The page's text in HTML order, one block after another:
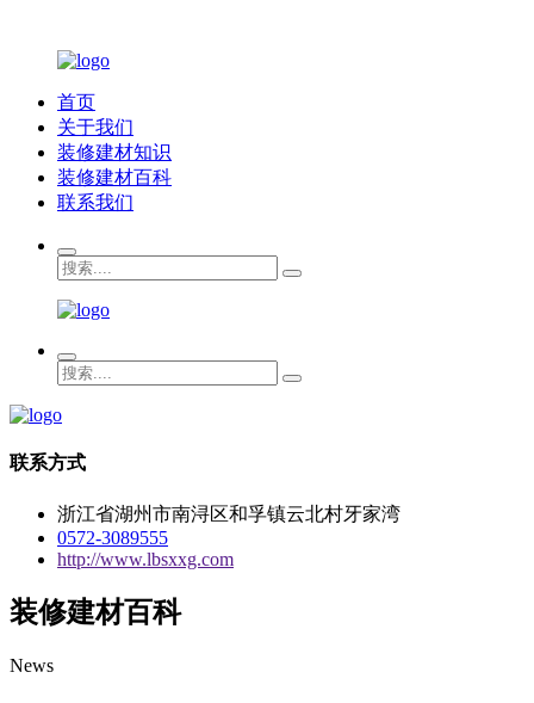
首页
关于我们
装修建材知识
装修建材百科
联系我们
联系方式
浙江省湖州市南浔区和孚镇云北村牙家湾
0572-3089555
http://www.lbsxxg.com
装修建材百科
News